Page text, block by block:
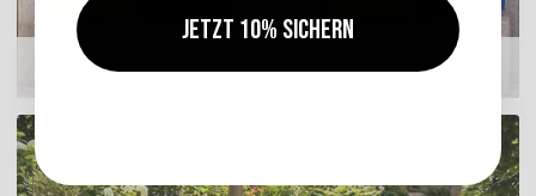
Matratzenkissen
Jetzt 10% sichern